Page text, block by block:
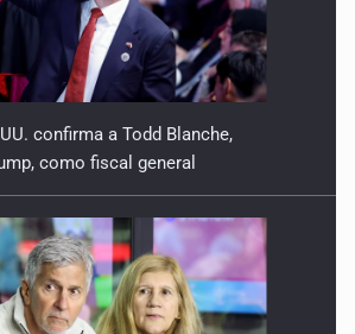
confirma a Todd Blanche,
como fiscal general